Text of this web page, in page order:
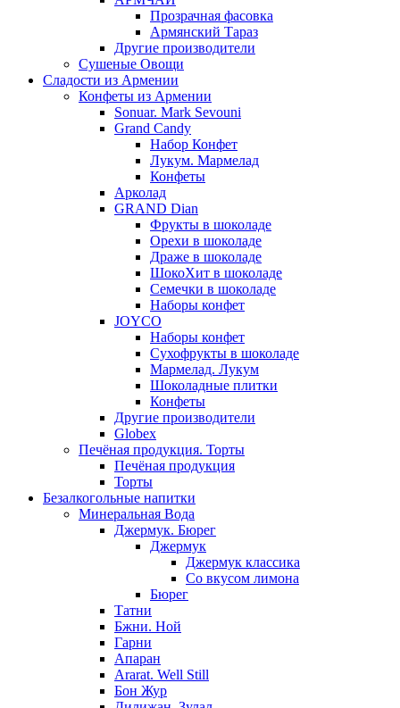
Прозрачная фасовка
Армянский Тараз
Другие производители
Сушеные Овощи
Сладости из Армении
Конфеты из Армении
Sonuar. Mark Sevouni
Grand Candy
Набор Конфет
Лукум. Мармелад
Конфеты
Арколад
GRAND Dian
Фрукты в шоколаде
Орехи в шоколаде
Драже в шоколаде
ШокоХит в шоколаде
Семечки в шоколаде
Наборы конфет
JOYCO
Наборы конфет
Сухофрукты в шоколаде
Мармелад. Лукум
Шоколадные плитки
Конфеты
Другие производители
Globex
Печёная продукция. Торты
Печёная продукция
Торты
Безалкогольные напитки
Минеральная Вода
Джермук. Бюрег
Джермук
Джермук классика
Со вкусом лимона
Бюрег
Татни
Бжни. Ной
Гарни
Апаран
Ararat. Well Still
Бон Жур